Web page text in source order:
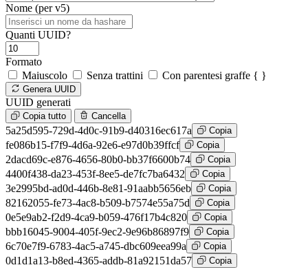
Nome (per v5)
Quanti UUID?
Formato
Maiuscolo
Senza trattini Con parentesi graffe { }
Genera UUID
UUID generati
Copia tutto Cancella
5a25d595-729d-4d0c-91b9-d40316ec617a Copia
fe086b15-f7f9-4d6a-92e6-e97d0b39ffcf Copia
2dacd69c-e876-4656-80b0-bb37f6600b74 Copia
4400f438-da23-453f-8ee5-de7fc7ba6432 Copia
3e2995bd-ad0d-446b-8e81-91aabb5656eb Copia
82162055-fe73-4ac8-b509-b7574e55a75d Copia
0e5e9ab2-f2d9-4ca9-b059-476f17b4c820 Copia
bbb16045-9004-405f-9ec2-9e96b86897f9 Copia
6c70e7f9-6783-4ac5-a745-dbc609eea99a Copia
0d1d1a13-b8ed-4365-addb-81a92151da57 Copia